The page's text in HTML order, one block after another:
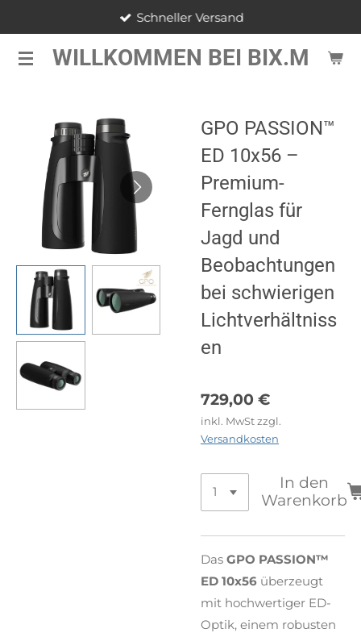
springenWILLKOMMEN BEI BIX.M
Schneller Versand
GPO PASSION™
ED 10x56 –
Premium-
Fernglas für
Jagd und
Beobachtungen
bei schwierigen
Lichtverhältniss
en
729,00 €
inkl. MwSt zzgl.
Versandkosten
In den
Warenkorb
Das GPO PASSION™
ED 10x56 überzeugt
mit hochwertiger ED-
Optik, einem robusten